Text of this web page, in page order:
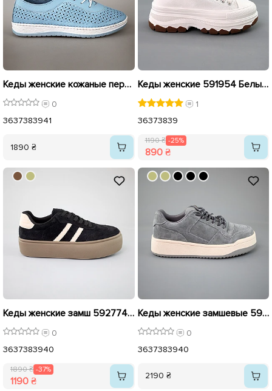
Кеды женские кожаные перфорация 594311 Голубой
0
3637383941
1890 ₴
Кеды женские 591954 Белые распродажа
1
36373839
1190 ₴ -25%
890 ₴
Кеды женские замш 592774 Черные распродажа
0
3637383940
1890 ₴ -37%
1190 ₴
Кеды женские замшевые 592711 Серые
0
3637383940
2190 ₴